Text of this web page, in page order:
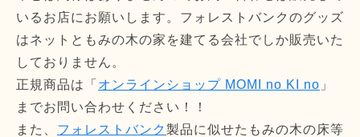
いるお店にお願いします。フォレストバンクのグッズ
はネットともみの木の家を建てる会社でしか販売いた
しておりません。
正規商品は「 オンラインショップ MOMI no KI no 」
までお問い合わせください！！
また、 フォレストバンク製品に似せたもみの木の床等